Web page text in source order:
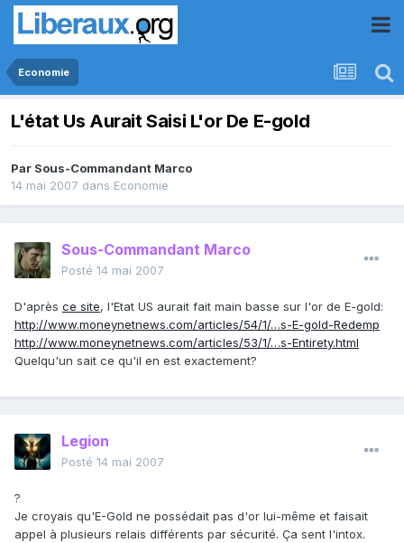
Economie
L'état Us Aurait Saisi L'or De E-gold
Par Sous-Commandant Marco
14 mai 2007 dans Economie
Sous-Commandant Marco
Posté 14 mai 2007
D'après ce site, l'Etat US aurait fait main basse sur l'or de E-gold:
http://www.moneynetnews.com/articles/54/1/…s-E-gold-Redemp
http://www.moneynetnews.com/articles/53/1/…s-Entirety.html
Quelqu'un sait ce qu'il en est exactement?
Legion
Posté 14 mai 2007
?
Je croyais qu'E-Gold ne possédait pas d'or lui-même et faisait
appel à plusieurs relais différents par sécurité. Ça sent l'intox.